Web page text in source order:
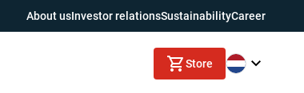
About usInvestor relationsSustainabilityCareer
Store